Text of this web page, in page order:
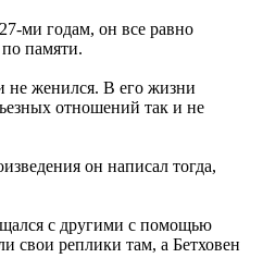
ми годам, он все равно
памяти.
не женился. В его жизни
отношений так и не
он написал тогда,
с другими с помощью
свои реплики там, а Бетховен